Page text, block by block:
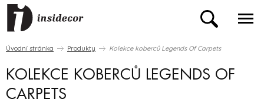
Úvodní stránka Produkty Kolekce koberců Legends Of Carpets
KOLEKCE KOBERCŮ LEGENDS OF
CARPETS